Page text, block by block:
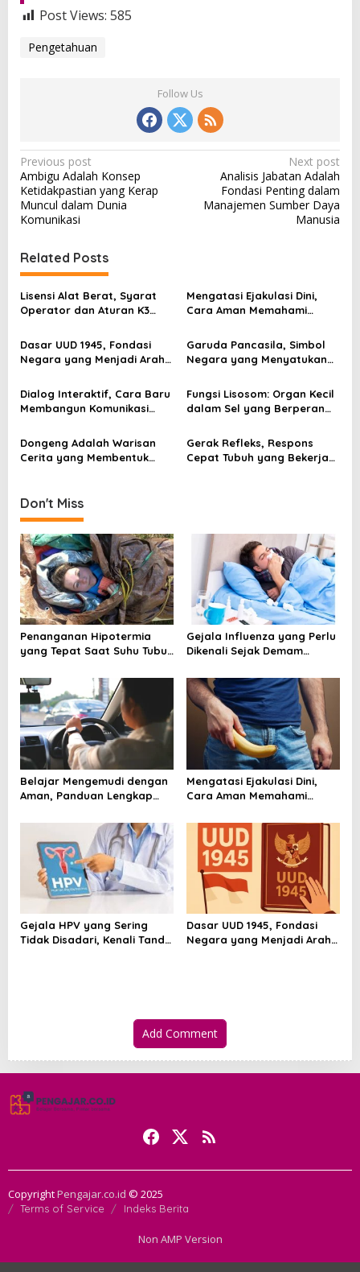
Post Views: 585
Pengetahuan
Follow Us
P
o
s
t
n
a
v
i
g
a
t
i
o
n
Previous post
Ambigu Adalah Konsep
Ketidakpastian yang Kerap
Muncul dalam Dunia
Komunikasi
Next post
Analisis Jabatan Adalah
Fondasi Penting dalam
Manajemen Sumber Daya
Manusia
Related Posts
Lisensi Alat Berat, Syarat
Operator dan Aturan K3
Mengatasi Ejakulasi Dini,
Cara Aman Memahami
Penanganannya
Dasar UUD 1945, Fondasi
Negara yang Menjadi Arah
Garuda Pancasila, Simbol
Negara yang Menyatukan
Dialog Interaktif, Cara Baru
Membangun Komunikasi
Bermakna
Fungsi Lisosom: Organ Kecil
dalam Sel yang Berperan
Dongeng Adalah Warisan
Cerita yang Membentuk
Gerak Refleks, Respons
Cepat Tubuh yang Bekerja
Don't Miss
Penanganan Hipotermia
yang Tepat Saat Suhu Tubuh
Gejala Influenza yang Perlu
Dikenali Sejak Demam
Belajar Mengemudi dengan
Aman, Panduan Lengkap
Jalan
Mengatasi Ejakulasi Dini,
Cara Aman Memahami
Penanganannya
Gejala HPV yang Sering
Tidak Disadari, Kenali Tanda
Dasar UUD 1945, Fondasi
Negara yang Menjadi Arah
Add Comment
CopyrightPengajar.co.id © 2025
Terms of Service Indeks Berita
Non AMP Version